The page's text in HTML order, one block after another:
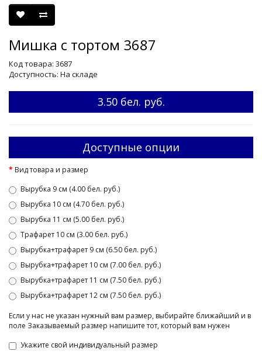
Мишка с тортом 3687
Код товара: 3687
Доступность: На складе
3.50 бел. руб.
Доступные опции
Вид товара и размер
Вырубка 9 см (4.00 бел. руб.)
Вырубка 10 см (4.70 бел. руб.)
Вырубка 11 см (5.00 бел. руб.)
Трафарет 10 см (3.00 бел. руб.)
Вырубка+трафарет 9 см (6.50 бел. руб.)
Вырубка+трафарет 10 см (7.00 бел. руб.)
Вырубка+трафарет 11 см (7.50 бел. руб.)
Вырубка+трафарет 12 см (7.50 бел. руб.)
Если у нас не указан нужный вам размер, выбирайте ближайший и в
поле Заказываемый размер напишите тот, который вам нужен
Укажите свой индивидуальный размер